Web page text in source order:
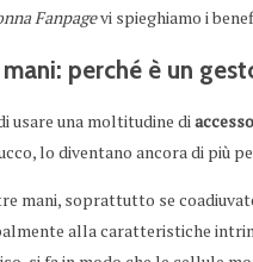
Fanpagevi spieghiamo i
perché è un
usare una moltitudine di
lo diventano ancora di più
mani, soprattutto se
alla caratteristiche